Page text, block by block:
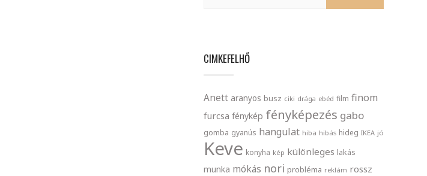
CIMKEFELHŐ
Anett aranyos busz ciki drága ebéd film finom
furcsa fénykép fényképezés gabo
gomba gyanús hangulat hiba hibás hideg IKEA jó
Keve konyha kép különleges lakás
munka mókás nori probléma reklám rossz